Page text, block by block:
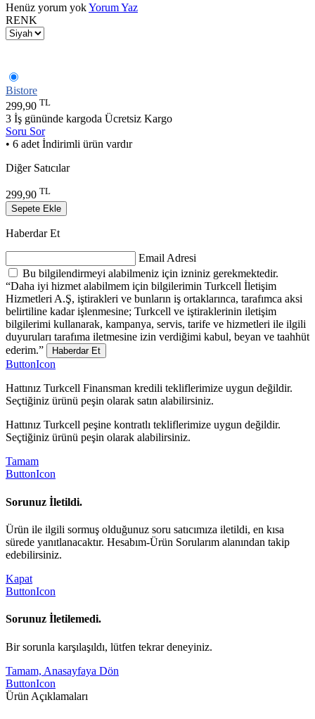
Henüz yorum yokYorum Yaz
RENK
Bistore
299,90 TL
3 İş gününde kargoda Ücretsiz Kargo
Soru Sor
• 6 adet İndirimli ürün vardır
Diğer Satıcılar
299,90 TL
Sepete Ekle
Haberdar Et
Email Adresi
Bu bilgilendirmeyi alabilmeniz için izniniz gerekmektedir.
“Daha iyi hizmet alabilmem için bilgilerimin Turkcell İletişim
Hizmetleri A.Ş, iştirakleri ve bunların iş ortaklarınca, tarafımca aksi
belirtiline kadar işlenmesine; Turkcell ve iştiraklerinin iletişim
bilgilerimi kullanarak, kampanya, servis, tarife ve hizmetleri ile ilgili
duyuruları tarafıma iletmesine izin verdiğimi kabul, beyan ve taahhüt
ederim.”
Haberdar Et
ButtonIcon
Hattınız Turkcell Finansman kredili tekliflerimize uygun değildir.
Seçtiğiniz ürünü peşin olarak satın alabilirsiniz.
Hattınız Turkcell peşine kontratlı tekliflerimize uygun değildir.
Seçtiğiniz ürünü peşin olarak alabilirsiniz.
Tamam
ButtonIcon
Sorunuz İletildi.
Ürün ile ilgili sormuş olduğunuz soru satıcımıza iletildi, en kısa
sürede yanıtlanacaktır. Hesabım-Ürün Sorularım alanından takip
edebilirsiniz.
Kapat
ButtonIcon
Sorunuz İletilemedi.
Bir sorunla karşılaşıldı, lütfen tekrar deneyiniz.
Tamam, Anasayfaya Dön
ButtonIcon
Ürün Açıklamaları